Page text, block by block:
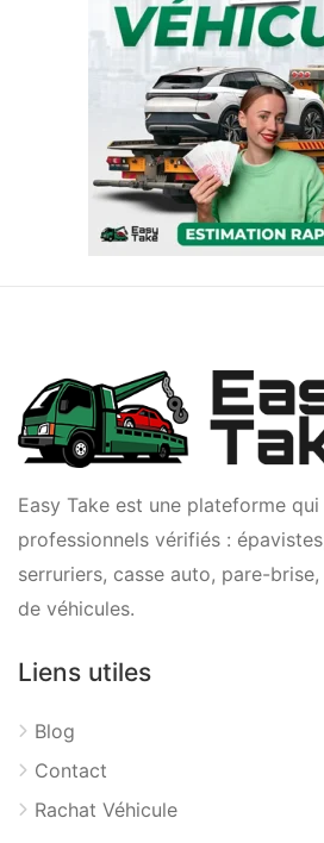
Easy Take est une plateforme
professionnels vérifiés :
serruriers, casse auto, pare-
de véhicules.
Liens utiles
Blog
Contact
Rachat Véhicule